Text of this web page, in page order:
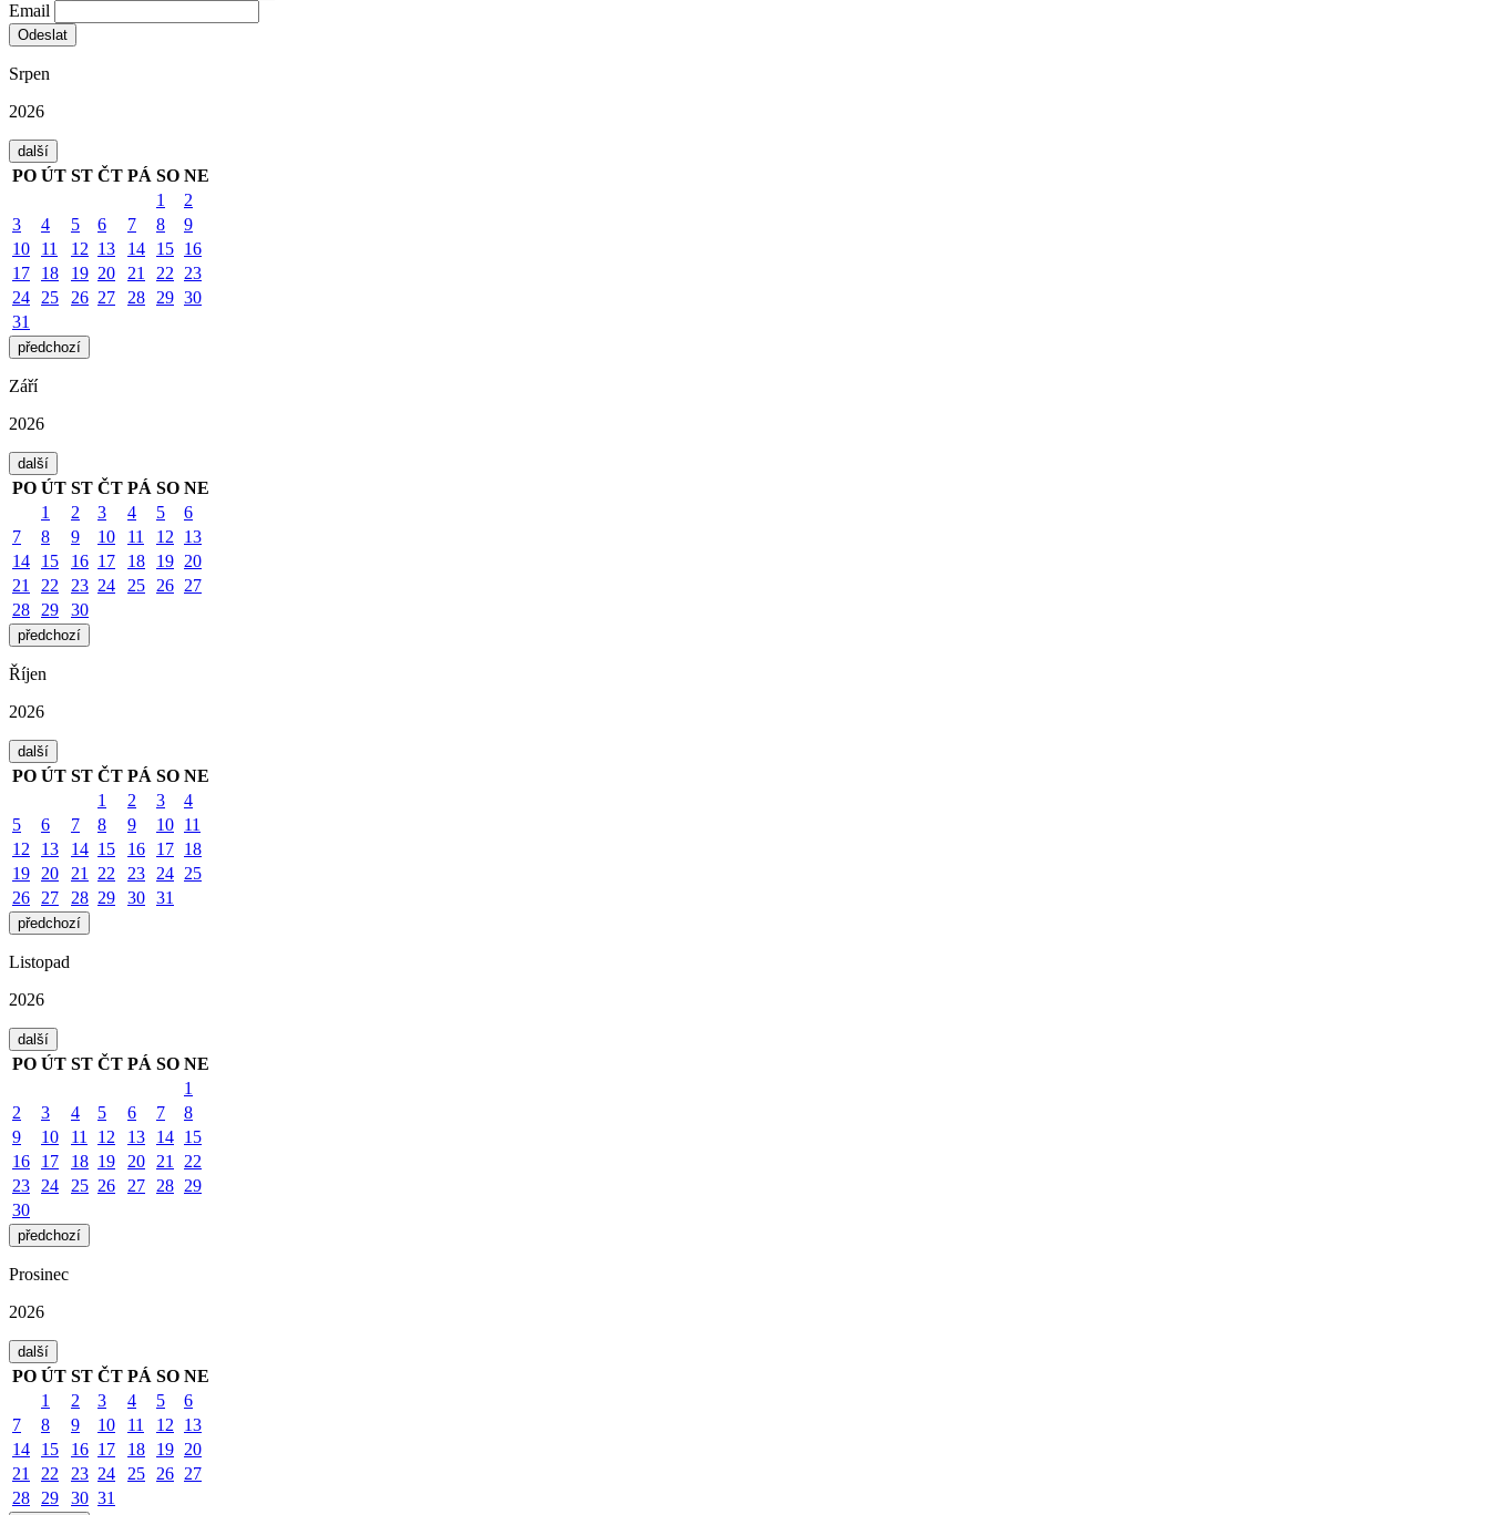
Email
Srpen
2026
další
PO ÚT ST ČT PÁ SO NE
1
2
3
4 5 6 7 8
9
10
11 12 13 14 15 16
17
18 19 20 21 22 23
24 25 26 27 28 29 30
31
předchozí
Září
2026
další
PO ÚT ST ČT PÁ SO NE
1
2 3 4 5
6
7
8 9 10 11 12 13
14
15 16 17 18 19 20
21
22 23 24 25 26 27
28 29 30
předchozí
Říjen
2026
další
PO ÚT ST ČT PÁ SO NE
1
2 3
4
5
6 7 8 9 10 11
12
13 14 15 16 17 18
19 20 21 22 23 24 25
26 27 28 29 30 31
předchozí
Listopad
2026
další
PO ÚT ST ČT PÁ SO NE
1
2
3 4 5 6 7
8
9
10 11 12 13 14 15
16
17 18 19 20 21 22
23 24 25 26 27 28 29
30
předchozí
Prosinec
2026
další
PO ÚT ST ČT PÁ SO NE
1
2 3 4 5
6
7
8 9 10 11 12 13
14
15 16 17 18 19 20
21
22 23 24 25 26 27
28 29 30 31